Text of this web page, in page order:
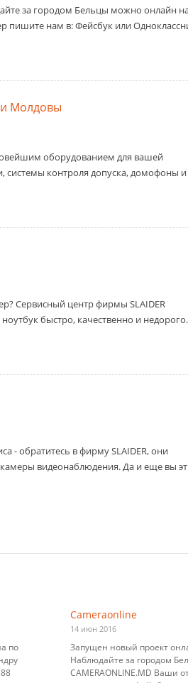
за городом Бельцы можно онлайн
пишите нам в: Фейсбук или
Молдовы
оборудованием для вашей
системы контроля допуска, домофоны и
Сервисный центр фирмы SLAIDER
быстро, качественно и недорого.
- обратитесь в фирму SLAIDER, они
камеры видеонаблюдения. Да и еще вы
по
Cameraonline
14 июн 2016
Запущен новый проект
Наблюдайте за городом
CAMERAONLINE.MD Ваши